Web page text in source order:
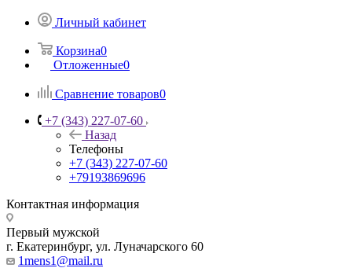
Личный кабинет
Корзина0
Отложенные0
Сравнение товаров0
+7 (343) 227-07-60
Назад
Телефоны
+7 (343) 227-07-60
+79193869696
Контактная информация
Первый мужской
г. Екатеринбург, ул. Луначарского 60
1mens1@mail.ru